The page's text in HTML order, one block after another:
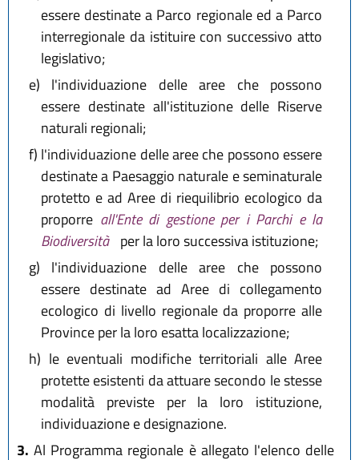
essere destinate a Parco regionale ed a Parco
interregionale da istituire con successivo atto
legislativo;
e) l'individuazione delle aree che possono
essere destinate all'istituzione delle Riserve
naturali regionali;
f) l'individuazione delle aree che possono essere
destinate a Paesaggio naturale e seminaturale
protetto e ad Aree di riequilibrio ecologico da
proporre all'Ente di gestione per i Parchi e la
Biodiversità per la loro successiva istituzione;
g) l'individuazione delle aree che possono
essere destinate ad Aree di collegamento
ecologico di livello regionale da proporre alle
Province per la loro esatta localizzazione;
h) le eventuali modifiche territoriali alle Aree
protette esistenti da attuare secondo le stesse
modalità previste per la loro istituzione,
individuazione e designazione.
3. Al Programma regionale è allegato l'elenco delle